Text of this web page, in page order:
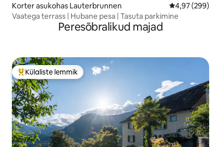
Korter asukohas Lauterbrunnen Keskmine
4,97 (299)
Vaatega terrass | Hubane pesa | Tasuta parkimine
Peresõbralikud majad
Külaliste suur lemmik
Külaliste lemmik